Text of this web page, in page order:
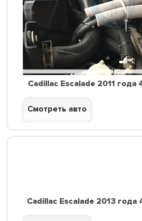
Cadillac Escalade 2011 года
Смотреть авто
Cadillac Escalade 2013 года